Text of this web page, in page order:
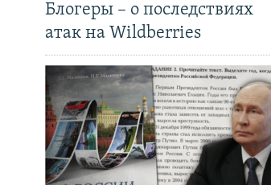
Блогеры – о последствиях
атак на Wildberries